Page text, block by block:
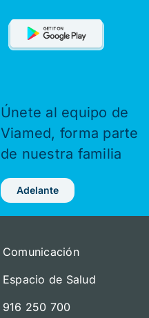
Únete al equipo de
Viamed, forma parte
de nuestra familia
Adelante
Comunicación
Espacio de Salud
916 250 700